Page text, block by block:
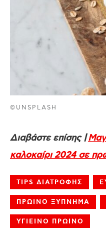
©UNSPLASH
Διαβάστε επίσης |
καλοκαίρι 2024 σε
TIPS ΔΙΑΤΡΟΦΗΣ
ΠΡΩΙΝΟ ΞΥΠΝΗΜΑ
ΥΓΙΕΙΝΟ ΠΡΩΙΝΟ